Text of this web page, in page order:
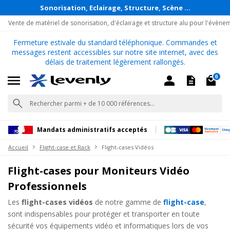
Sonorisation, Eclairage, Structure, Scène ...
Vente de matériel de sonorisation, d'éclairage et structure alu pour
Fermeture estivale du standard téléphonique. Commandes et
messages restent accessibles sur notre site internet, avec des
délais de traitement légèrement rallongés.
0
Mandats administratifs acceptés
Accueil Flight-case et Rack Flight-cases Vidéos
Flight-cases pour Moniteurs Vidéo
Professionnels
Les flight-cases vidéos de notre gamme de flight-case,
sont indispensables pour protéger et transporter en toute
sécurité vos équipements vidéo et informatiques lors de vos